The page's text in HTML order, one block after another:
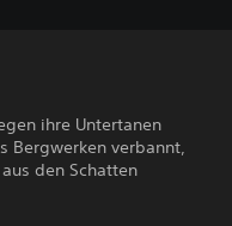
ihre Untertanen
Bergwerken verbannt,
den Schatten